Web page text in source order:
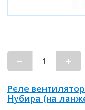
Реле
Нубира (на